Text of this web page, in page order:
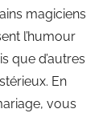
magiciens
l’humour
que d’autres
En
vous